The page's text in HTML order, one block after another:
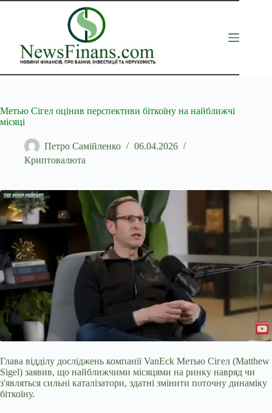
Перейти
Метью Сігел оцінив перспективи біткоїну на найближчі
місяці
Петро Самійленко
06.04.2026
Криптовалюта
Глава відділу досліджень компанії VanEck Метью Сігел (Matthew
Sigel) заявив, що найближчими місяцями на ринку навряд чи
з'являться сильні каталізатори, здатні змінити поточну динаміку
біткоїну.